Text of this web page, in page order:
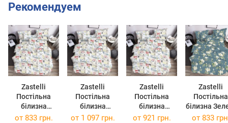
Рекомендуем
Zastelli
Постільна
білизна
London бязь
Zastelli
Постільна
білизна
London бязь
Zastelli
Постільна
білизна
London бязь
Zastelli
Постільна
білизна Зелені
квіти Y
от 833 грн. от 1 097 грн. от 921 грн. от 833